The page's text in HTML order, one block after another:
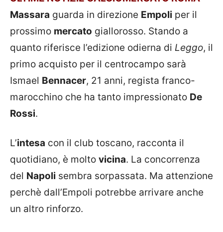
Massara guarda in direzione Empoli per il
prossimo mercato giallorosso. Stando a
quanto riferisce l’edizione odierna di Leggo, il
primo acquisto per il centrocampo sarà
Ismael Bennacer, 21 anni, regista franco-
marocchino che ha tanto impressionato De
Rossi.
L’intesa con il club toscano, racconta il
quotidiano, è molto vicina. La concorrenza
del Napoli sembra sorpassata. Ma attenzione
perchè dall’Empoli potrebbe arrivare anche
un altro rinforzo.